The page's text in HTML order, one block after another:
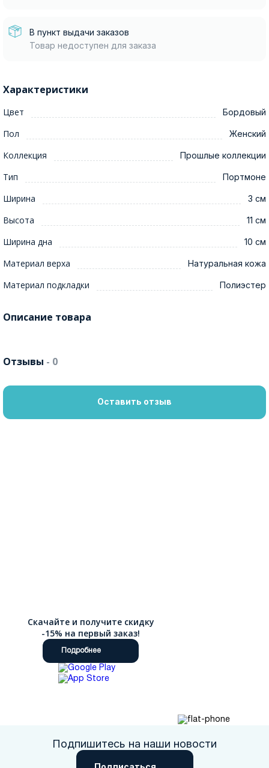
В пункт выдачи заказов
Товар недоступен для заказа
Характеристики
Цвет Бордовый
Пол Женский
Коллекция Прошлые коллекции
Тип Портмоне
Ширина 3 см
Высота 11 см
Ширина дна 10 см
Материал верха Натуральная кожа
Материал подкладки Полиэстер
Описание товара
Отзывы - 0
Оставить отзыв
Скачайте и получите скидку
-15% на первый заказ!
Подробнее
Подпишитесь на наши новости